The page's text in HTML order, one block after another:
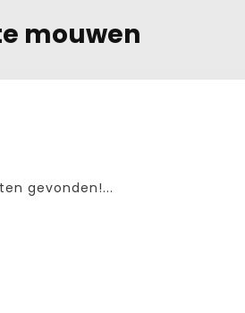
mouwen
gevonden!...